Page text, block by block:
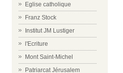
Eglise catholique
Franz Stock
Institut JM Lustiger
l'Ecriture
Mont Saint-Michel
Patriarcat Jérusalem